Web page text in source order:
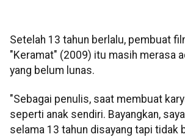
Setelah 13 tahun berlalu, pembuat
"Keramat" (2009) itu masih merasa
yang belum lunas.
"Sebagai penulis, saat membuat
seperti anak sendiri. Bayangkan,
selama 13 tahun disayang tapi tidak